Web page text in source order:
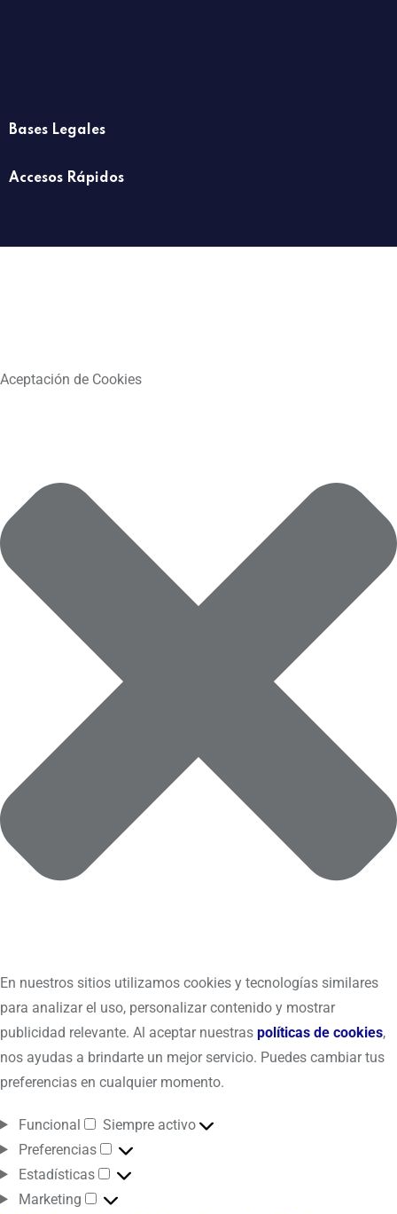
Bases Legales
Accesos Rápidos
Aceptación de Cookies
En nuestros sitios utilizamos cookies y tecnologías similares
para analizar el uso, personalizar contenido y mostrar
publicidad relevante. Al aceptar nuestras políticas de cookies,
nos ayudas a brindarte un mejor servicio. Puedes cambiar tus
preferencias en cualquier momento.
Funcional
Siempre activo
Preferencias
Estadísticas
Marketing